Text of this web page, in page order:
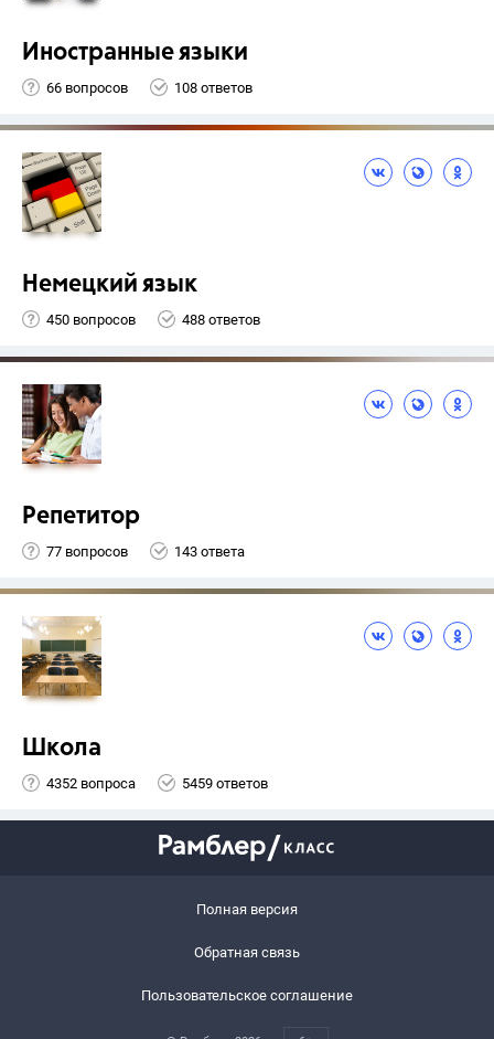
Иностранные языки
66 вопросов 108 ответов
Немецкий язык
450 вопросов 488 ответов
Репетитор
77 вопросов 143 ответа
Школа
4352 вопроса 5459 ответов
Полная версия
Обратная связь
Пользовательское соглашение